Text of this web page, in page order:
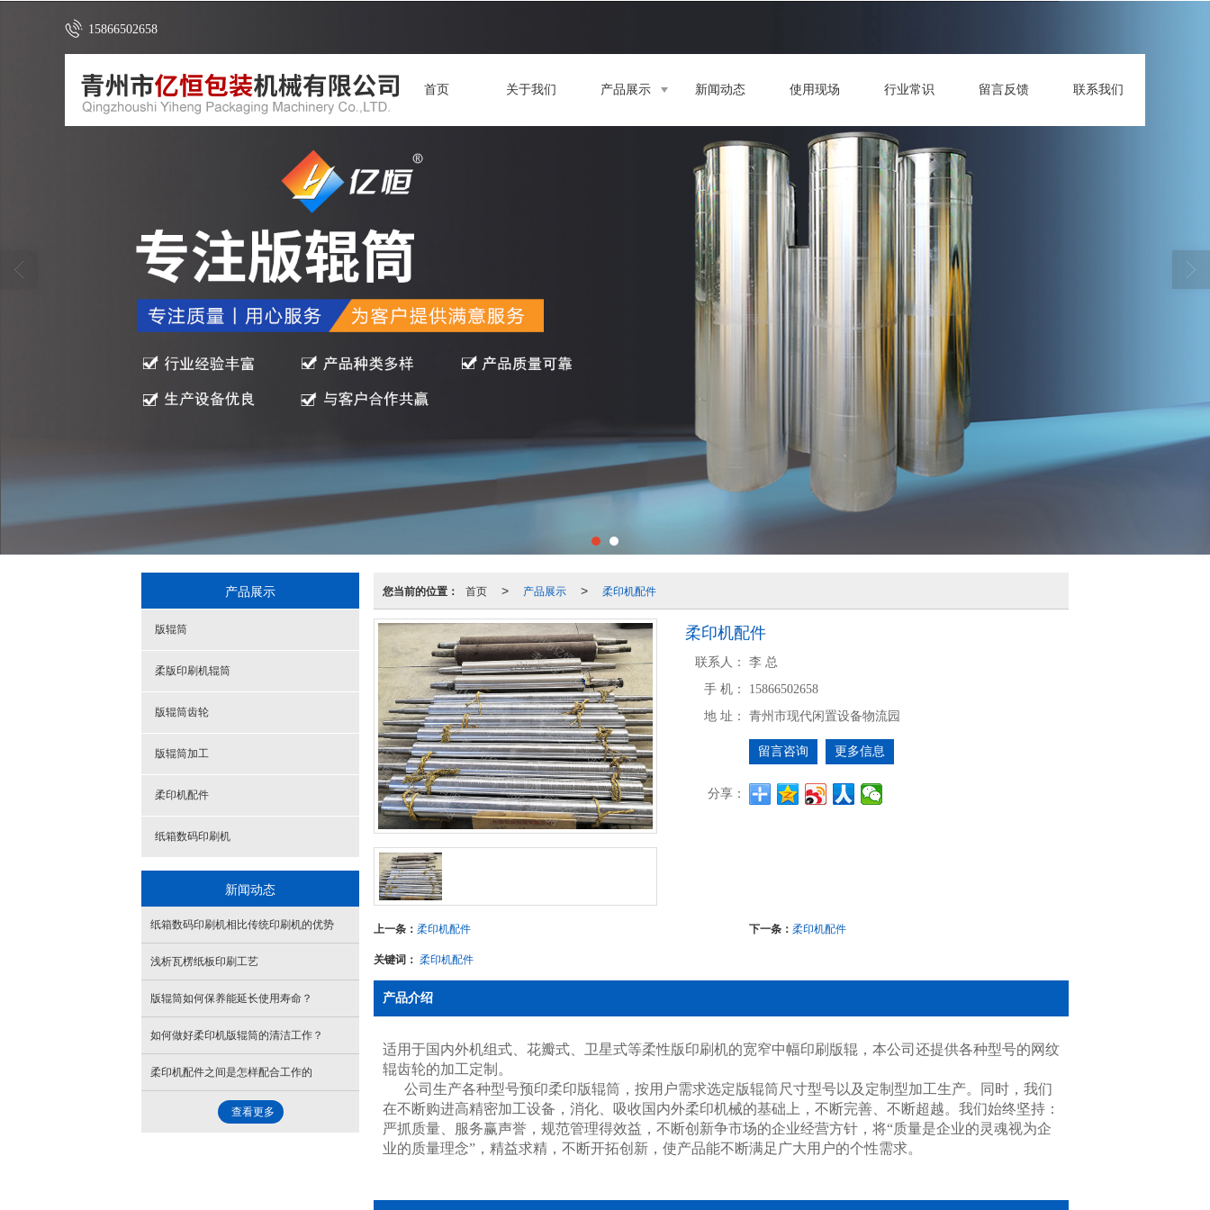
15866502658
首页 关于我们 产品展示 新闻动态 使用现场 行业常识 留言反馈 联系我们
您当前的位置： 首页 > 产品展示 > 柔印机配件
柔印机配件
联系人：
李 总
手 机：
15866502658
地 址：
青州市现代闲置设备物流园
留言咨询 更多信息
分享：
上一条： 柔印机配件 下一条： 柔印机配件
关键词： 柔印机配件
产品介绍
适用于国内外机组式、花瓣式、卫星式等柔性版印刷机的宽窄中幅印刷版辊，本公司还提供各种型号的网纹
辊齿轮的加工定制。
公司生产各种型号预印柔印版辊筒，按用户需求选定版辊筒尺寸型号以及定制型加工生产。同时，我们
在不断购进高精密加工设备，消化、吸收国内外柔印机械的基础上，不断完善、不断超越。我们始终坚持：
严抓质量、服务赢声誉，规范管理得效益，不断创新争市场的企业经营方针，将“质量是企业的灵魂视为企
业的质量理念”，精益求精，不断开拓创新，使产品能不断满足广大用户的个性需求。
产品展示
版辊筒
柔版印刷机辊筒
版辊筒齿轮
版辊筒加工
柔印机配件
纸箱数码印刷机
新闻动态
纸箱数码印刷机相比传统印刷机的优势
浅析瓦楞纸板印刷工艺
版辊筒如何保养能延长使用寿命？
如何做好柔印机版辊筒的清洁工作？
柔印机配件之间是怎样配合工作的
查看更多